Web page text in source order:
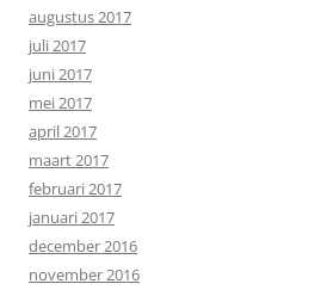
augustus 2017
juli 2017
juni 2017
mei 2017
april 2017
maart 2017
februari 2017
januari 2017
december 2016
november 2016